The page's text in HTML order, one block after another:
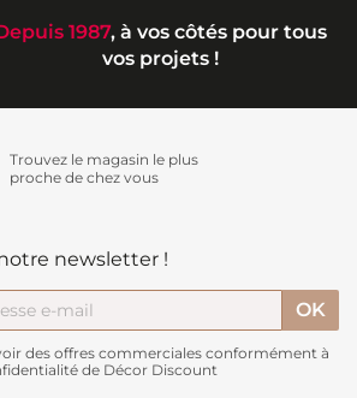
1987, à vos côtés pour tous
vos projets !
Trouvez le magasin le plus
proche de chez vous
newsletter !
des offres commerciales conformément à
de Décor Discount